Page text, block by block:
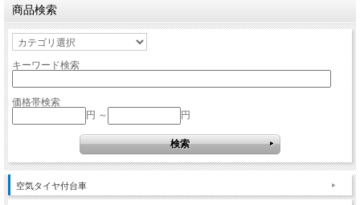
商品検索
キーワード検索
価格帯検索
円 ～
円
空気タイヤ付台車